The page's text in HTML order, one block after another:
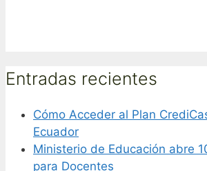
Entradas recientes
Cómo Acceder al Plan
Ecuador
Ministerio de Educación abre
para Docentes